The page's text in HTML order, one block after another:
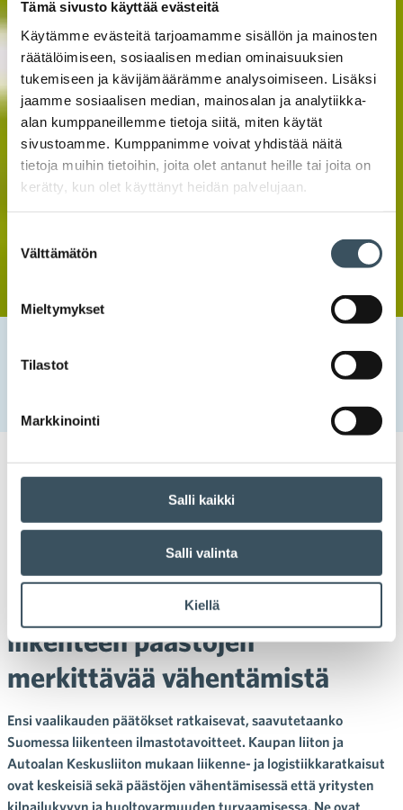
Tämä sivusto käyttää evästeitä
Käytämme evästeitä tarjoamamme sisällön ja mainosten
räätälöimiseen, sosiaalisen median ominaisuuksien
tukemiseen ja kävijämäärämme analysoimiseen. Lisäksi
jaamme sosiaalisen median, mainosalan ja analytiikka-
alan kumppaneillemme tietoja siitä, miten käytät
sivustoamme. Kumppanimme voivat yhdistää näitä
tietoja muihin tietoihin, joita olet antanut heille tai joita on
kerätty, kun olet käyttänyt heidän palvelujaan.
valinta
Välttämätön
Mieltymykset
Tilastot
Markkinointi
Salli kaikki
Salli valinta
Kiellä
Kaupan liitto ja Autoalan Keskusliitto: Suomi ei saavuta
ilmastotavoitteitaan ilman liikenteen päästöjen merkittävää
liikenteen päästöt
Kaupan liitto ja Autoalan
Keskusliitto: Suomi ei saavuta
ilmastotavoitteitaan ilman
liikenteen päästöjen
merkittävää vähentämistä
Ensi vaalikauden päätökset ratkaisevat, saavutetaanko
Suomessa liikenteen ilmastotavoitteet. Kaupan liiton ja
Autoalan Keskusliiton mukaan liikenne- ja logistiikkaratkaisut
ovat keskeisiä sekä päästöjen vähentämisessä että yritysten
kilpailukyvyn ja huoltovarmuuden turvaamisessa. Ne ovat